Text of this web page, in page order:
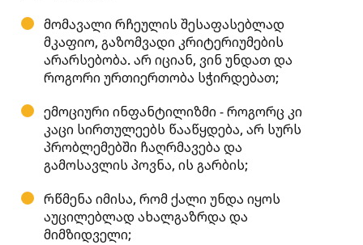
მომავალი რჩეულის შესაფასებლად
მკაფიო, გაზომვადი კრიტერიუმების
არარსებობა. არ იციან, ვინ უნდათ და
როგორი ურთიერთობა სჭირდებათ;
ემოციური ინფანტილიზმი - როგორც კი
კაცი სირთულეებს წააწყდება, არ სურს
პრობლემებში ჩაღრმავება და
გამოსავლის პოვნა, ის გარბის;
რწმენა იმისა, რომ ქალი უნდა იყოს
აუცილებლად ახალგაზრდა და
მიმზიდველი;